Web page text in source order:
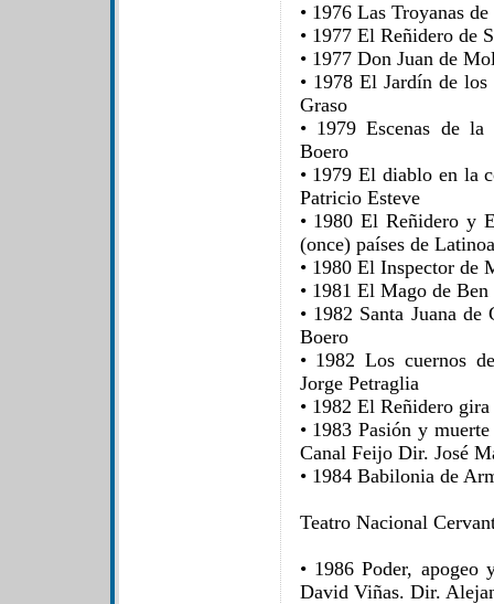
• 1976 Las Troyanas
• 1977 El Reñidero de
• 1977 Don Juan de
• 1978 El Jardín de
Graso
• 1979 Escenas de
Boero
• 1979 El diablo en la
Patricio Esteve
• 1980 El Reñidero y
(once) países de
• 1980 El Inspector de
• 1981 El Mago de Ben
• 1982 Santa Juana
Boero
• 1982 Los cuernos
Jorge Petraglia
• 1982 El Reñidero
• 1983 Pasión y
Canal Feijo Dir. José
• 1984 Babilonia de
Teatro Nacional
• 1986 Poder, apogeo
David Viñas. Dir.